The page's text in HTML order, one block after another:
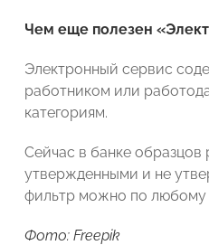
Чем еще полезен
Электронный сервис
работником или
категориям.
Сейчас в банке
утвержденными и не
фильтр можно по любому
Фото: Freepik